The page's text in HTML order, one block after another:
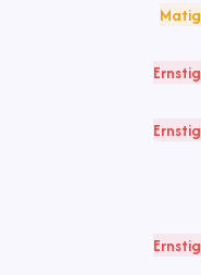
Matig
Ernstig
Ernstig
Ernstig